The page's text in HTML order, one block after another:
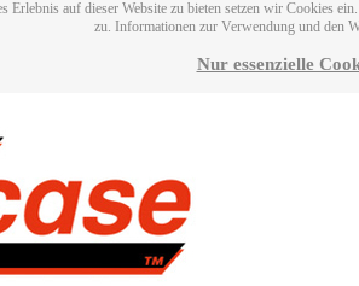
Erlebnis auf dieser Website zu bieten setzen wir Cookies
zu. Informationen zur Verwendung und den
Nur essenzielle